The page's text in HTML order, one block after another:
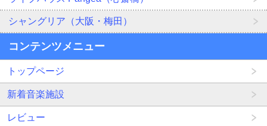
シャングリア（大阪・梅田）
コンテンツメニュー
トップページ
新着音楽施設
レビュー